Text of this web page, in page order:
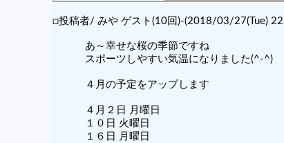
□投稿者/ みや ゲスト(10回)-(2018/03/27(Tue)
あ～幸せな桜の季節ですね
スポーツしやすい気温になりました(^-^)
４月の予定をアップします
４月２日 月曜日
１０日 火曜日
１６日 月曜日